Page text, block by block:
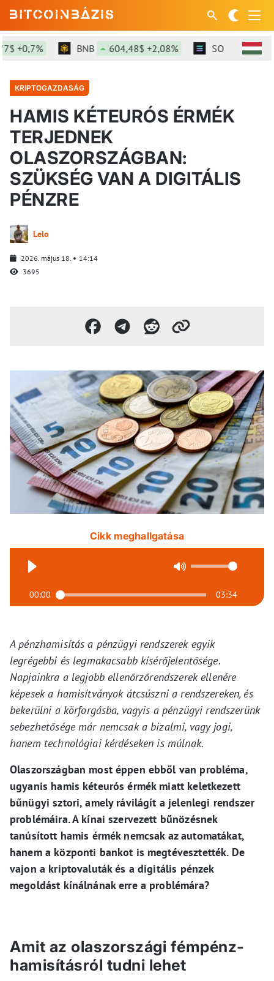
+0,7% BNB 604,48$ +2,08% SOL 76,36$
KRIPTOGAZDASÁG
HAMIS KÉTEURÓS ÉRMÉK
TERJEDNEK
OLASZORSZÁGBAN:
SZÜKSÉG VAN A DIGITÁLIS
PÉNZRE
Lelo
2026. május 18.
14:14
3695
Cikk meghallgatása
00:00 03:34
A pénzhamisítás a pénzügyi rendszerek egyik
legrégebbi és legmakacsabb kísérőjelentősége.
Napjainkra a legjobb ellenőrzőrendszerek ellenére
képesek a hamisítványok átcsúszni a rendszereken, és
bekerülni a körforgásba, vagyis a pénzügyi rendszerünk
sebezhetősége már nemcsak a bizalmi, vagy jogi,
hanem technológiai kérdéseken is múlnak.
Olaszországban most éppen ebből van probléma,
ugyanis hamis kéteurós érmék miatt keletkezett
bűnügyi sztori, amely rávilágít a jelenlegi rendszer
problémáira. A kínai szervezett bűnözésnek
tanúsított hamis érmék nemcsak az automatákat,
hanem a központi bankot is megtévesztették. De
vajon a kriptovaluták és a digitális pénzek
megoldást kínálnának erre a problémára?
Amit az olaszországi fémpénz-
hamisításról tudni lehet